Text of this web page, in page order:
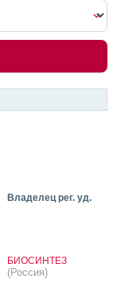
Владелец рег. уд.
БИОСИНТЕЗ
(Россия)